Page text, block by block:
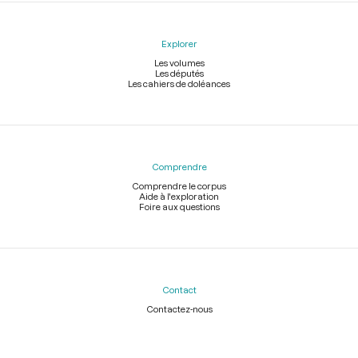
Explorer
Les volumes
Les députés
Les cahiers de doléances
Comprendre
Comprendre le corpus
Aide à l'exploration
Foire aux questions
Contact
Contactez-nous